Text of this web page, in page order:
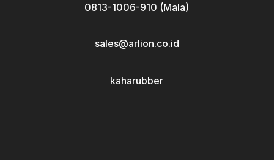
0813-1006-910 (Mala)
sales@arlion.co.id
kaharubber